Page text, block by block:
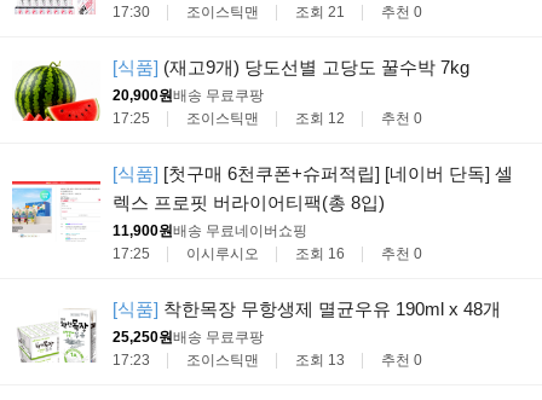
17:30
조이스틱맨 조회 21 추천 0
[식품] (재고9개) 당도선별 고당도 꿀수박 7kg
20,900원배송 무료쿠팡
17:25
조이스틱맨 조회 12 추천 0
[식품] [첫구매 6천쿠폰+슈퍼적립] [네이버 단독] 셀
렉스 프로핏 버라이어티팩(총 8입)
11,900원배송 무료네이버쇼핑
17:25
이시루시오 조회 16 추천 0
[식품] 착한목장 무항생제 멸균우유 190ml x 48개
25,250원배송 무료쿠팡
17:23
조이스틱맨 조회 13 추천 0